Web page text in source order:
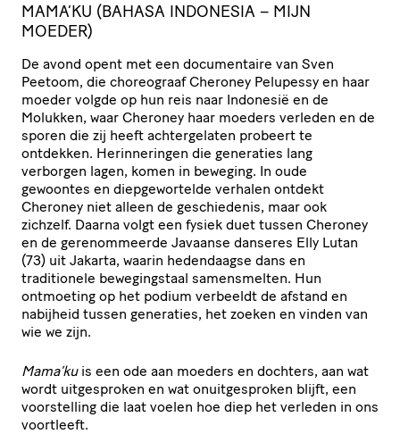
MAMA’KU (BAHASA INDONESIA – MIJN
MOEDER)
De avond opent met een documentaire van Sven
Peetoom, die choreograaf Cheroney Pelupessy en haar
moeder volgde op hun reis naar Indonesië en de
Molukken, waar Cheroney haar moeders verleden en de
sporen die zij heeft achtergelaten probeert te
ontdekken. Herinneringen die generaties lang
verborgen lagen, komen in beweging. In oude
gewoontes en diepgewortelde verhalen ontdekt
Cheroney niet alleen de geschiedenis, maar ook
zichzelf. Daarna volgt een fysiek duet tussen Cheroney
en de gerenommeerde Javaanse danseres Elly Lutan
(73) uit Jakarta, waarin hedendaagse dans en
traditionele bewegingstaal samensmelten. Hun
ontmoeting op het podium verbeeldt de afstand en
nabijheid tussen generaties, het zoeken en vinden van
wie we zijn.
Mama’kuis een ode aan moeders en dochters, aan wat
wordt uitgesproken en wat onuitgesproken blijft, een
voorstelling die laat voelen hoe diep het verleden in ons
voortleeft.